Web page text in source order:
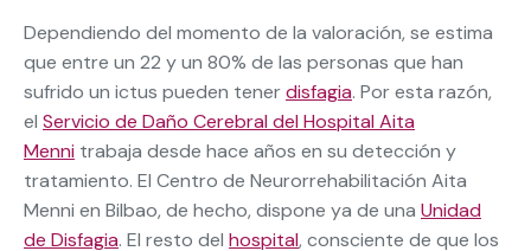
Dependiendo del momento de la valoración, se estima
que entre un 22 y un 80% de las personas que han
sufrido un ictus pueden tenerdisfagia. Por esta razón,
el Servicio de Daño Cerebral del Hospital Aita
Menni trabaja desde hace años en su detección y
tratamiento. El Centro de Neurorrehabilitación Aita
Menni en Bilbao, de hecho, dispone ya de una Unidad
de Disfagia. El resto del hospital, consciente de que los